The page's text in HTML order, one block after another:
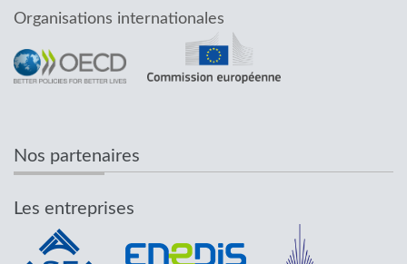
Organisations internationales
Nos partenaires
Les entreprises